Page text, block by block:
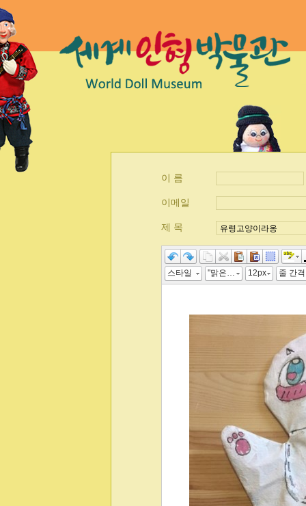
이 름
이메일
제 목
스타일 "맑은 고딕", 굴림, "Malgun Gothic", gulim 12px 줄 간격